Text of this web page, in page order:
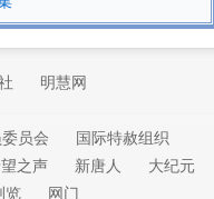
明慧网
员会
国际特赦组织
之声 新唐人
大纪元
览
网门